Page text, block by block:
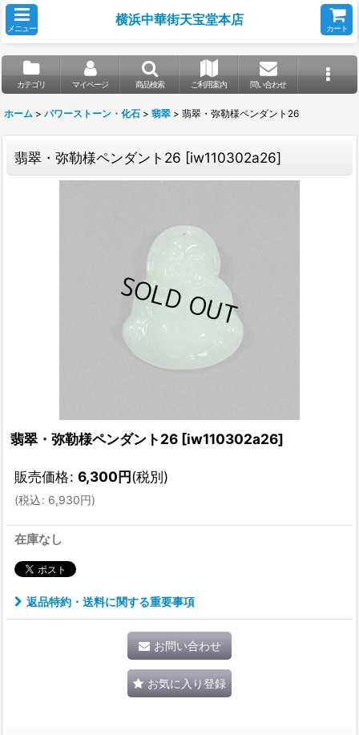
メニュー
横浜中華街天宝堂本店
カート
カテゴリ マイページ 商品検索 ご利用案内 問い合わせ
ホーム > パワーストーン・化石 > 翡翠 > 翡翠・弥勒様ペンダント26
翡翠・弥勒様ペンダント26 [iw110302a26]
翡翠・弥勒様ペンダント26 [iw110302a26]
販売価格: 6,300円(税別)
(税込: 6,930円)
在庫なし
返品特約・送料に関する重要事項
お問い合わせ
お気に入り登録